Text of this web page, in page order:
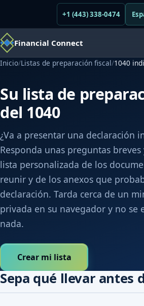
+1 (443) 338-0474
Financial Connect
Inicio/Listas de preparación fiscal/1040
Su lista de
del 1040
¿Va a presentar una declaración
Responda unas preguntas
lista personalizada de los
reunir y de los anexos que
declaración. Tarda cerca de un
privada en su navegador y no se
nada.
Crear mi lista
Sepa qué llevar antes